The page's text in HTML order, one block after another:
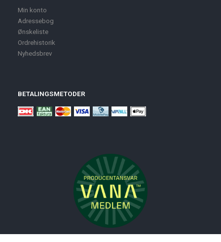
Min konto
Adressebog
Ønskeliste
Ordrehistorik
Nyhedsbrev
BETALINGSMETODER